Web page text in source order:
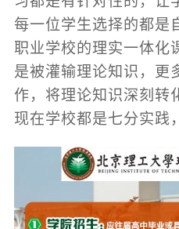
每一位学生选择的都是
职业学校的理实一体化
是被灌输理论知识，更
作，将理论知识深刻转
现在学校都是七分实践